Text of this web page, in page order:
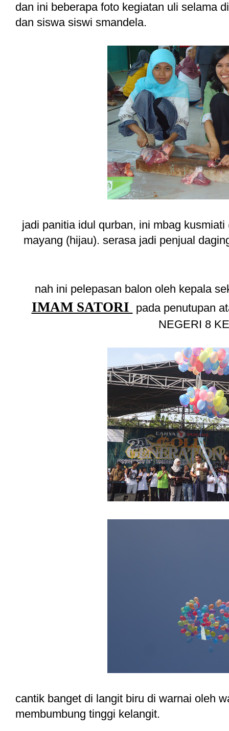
dan ini beberapa foto kegiatan uli selama
dan siswa siswi smandela.
jadi panitia idul qurban, ini mbag
mayang (hijau). serasa jadi penjual
nah ini pelepasan balon oleh kepala
IMAM SATORI pada penutupan
NEGERI 8
cantik banget di langit biru di warnai oleh
membumbung tinggi kelangit.